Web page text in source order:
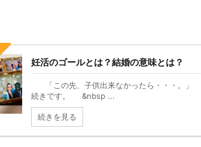
妊活のゴールとは？結婚の意味とは？
「この先、子供出来なかったら・・・。」
続きです。 &nbsp ...
続きを見る